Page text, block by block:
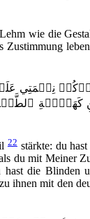
wie die
نِعۡمَتِي
كَهَيۡ‍َٔةِ
22stärkte: du
du mit Meiner
die Blinden
ihnen mit den